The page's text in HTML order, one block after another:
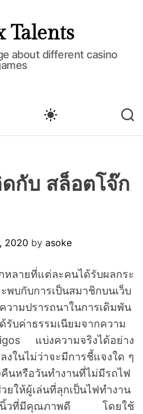
Talents
about different casino
S
W
I
C
O
O
D
S
E
A
กับ สล็อตโจ๊ก
2020 by asoke
ลายที่แต่ละคนได้รับผลกระ
พบกับการเป็นสมาชิกบนเว็บ
วามปรารถนาในการเดิมพัน
บค่าธรรมเนียมจากความ
แบ่งความจริงได้อย่าง
ในไม่ว่าจะมีการชี้แจงใด ๆ
คืนหรือวันทำงานที่ไม่มีรถไฟ
ยให้ผู้เล่นที่ลุกเป็นไฟทำงาน
องนิ้วที่มีคุณภาพดี โดยใช้